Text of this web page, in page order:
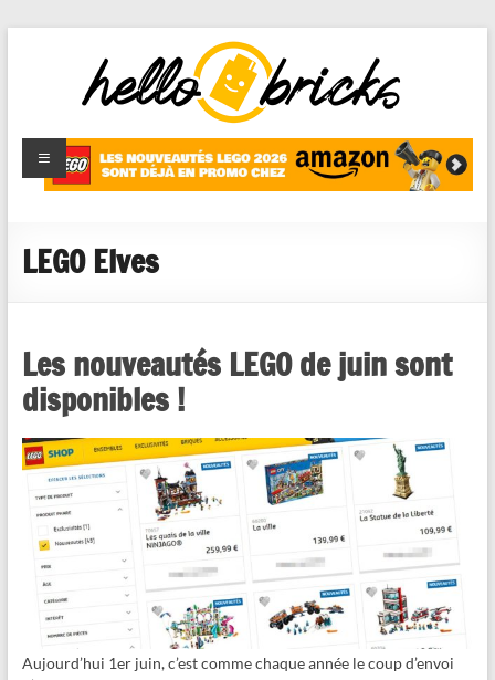
HelloBricks
Blog LEGO,
nouveaut�s
reviews
LEGO Elves
Les nouveautés LEGO de juin sont
disponibles !
Aujourd’hui 1er juin, c’est comme chaque année le coup d’envoi